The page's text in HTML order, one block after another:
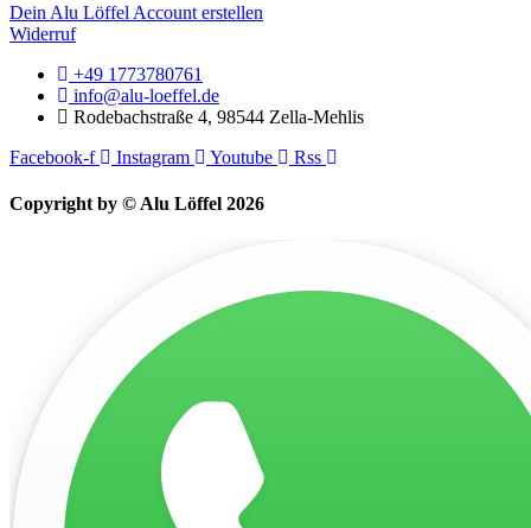
Dein Alu Löffel Account erstellen
Widerruf
+49 1773780761
info@alu-loeffel.de
Rodebachstraße 4, 98544 Zella-Mehlis
Facebook-f
Instagram Youtube Rss
Copyright by © Alu Löffel 2026